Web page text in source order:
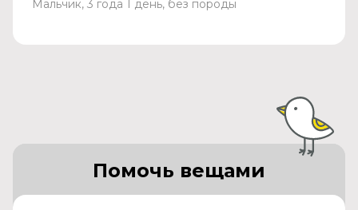
Мальчик, 3 года 1 день, без породы
Помочь вещами